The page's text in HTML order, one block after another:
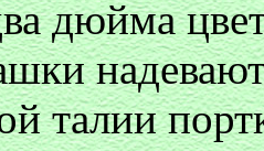
дюйма
талии